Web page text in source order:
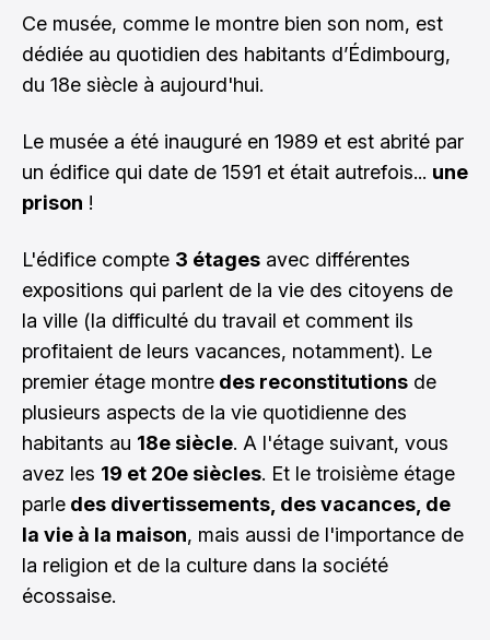
Ce musée, comme le montre bien son nom, est
dédiée au quotidien des habitants d’Édimbourg,
du 18e siècle à aujourd'hui.
Le musée a été inauguré en 1989 et est abrité par
un édifice qui date de 1591 et était autrefois... une
prison !
L'édifice compte 3 étages avec différentes
expositions qui parlent de la vie des citoyens de
la ville (la difficulté du travail et comment ils
profitaient de leurs vacances, notamment). Le
premier étage montre des reconstitutions de
plusieurs aspects de la vie quotidienne des
habitants au 18e siècle. A l'étage suivant, vous
avez les 19 et 20e siècles. Et le troisième étage
parle des divertissements, des vacances, de
la vie à la maison, mais aussi de l'importance de
la religion et de la culture dans la société
écossaise.